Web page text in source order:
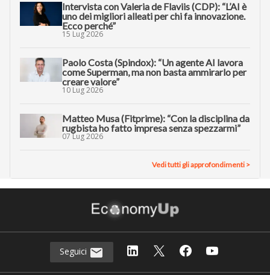
Intervista con Valeria de Flaviis (CDP): “L’AI è
uno dei migliori alleati per chi fa innovazione.
Ecco perché”
15 Lug 2026
Paolo Costa (Spindox): “Un agente AI lavora
come Superman, ma non basta ammirarlo per
creare valore”
10 Lug 2026
Matteo Musa (Fitprime): “Con la disciplina da
rugbista ho fatto impresa senza spezzarmi”
07 Lug 2026
Vedi tutti gli approfondimenti >
Seguici